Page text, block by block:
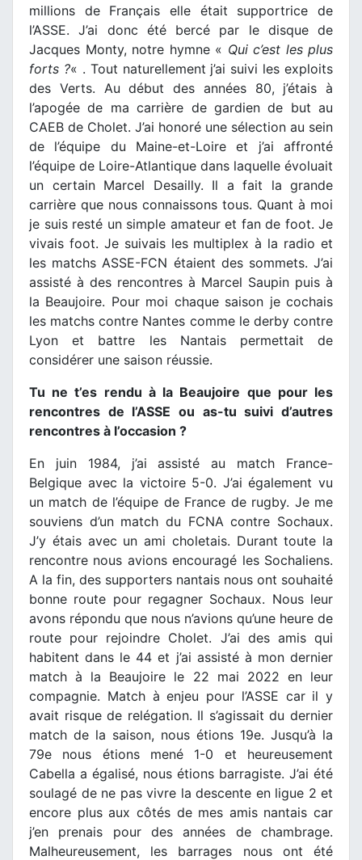
millions de Français elle était supportrice de
l’ASSE. J’ai donc été bercé par le disque de
Jacques Monty, notre hymne « Qui c’est les plus
forts ?« . Tout naturellement j’ai suivi les exploits
des Verts. Au début des années 80, j’étais à
l’apogée de ma carrière de gardien de but au
CAEB de Cholet. J’ai honoré une sélection au sein
de l’équipe du Maine-et-Loire et j’ai affronté
l’équipe de Loire-Atlantique dans laquelle évoluait
un certain Marcel Desailly. Il a fait la grande
carrière que nous connaissons tous. Quant à moi
je suis resté un simple amateur et fan de foot. Je
vivais foot. Je suivais les multiplex à la radio et
les matchs ASSE-FCN étaient des sommets. J’ai
assisté à des rencontres à Marcel Saupin puis à
la Beaujoire. Pour moi chaque saison je cochais
les matchs contre Nantes comme le derby contre
Lyon et battre les Nantais permettait de
considérer une saison réussie.
Tu ne t’es rendu à la Beaujoire que pour les
rencontres de l’ASSE ou as-tu suivi d’autres
rencontres à l’occasion ?
En juin 1984, j’ai assisté au match France-
Belgique avec la victoire 5-0. J’ai également vu
un match de l’équipe de France de rugby. Je me
souviens d’un match du FCNA contre Sochaux.
J’y étais avec un ami choletais. Durant toute la
rencontre nous avions encouragé les Sochaliens.
A la fin, des supporters nantais nous ont souhaité
bonne route pour regagner Sochaux. Nous leur
avons répondu que nous n’avions qu’une heure de
route pour rejoindre Cholet. J’ai des amis qui
habitent dans le 44 et j’ai assisté à mon dernier
match à la Beaujoire le 22 mai 2022 en leur
compagnie. Match à enjeu pour l’ASSE car il y
avait risque de relégation. Il s’agissait du dernier
match de la saison, nous étions 19e. Jusqu’à la
79e nous étions mené 1-0 et heureusement
Cabella a égalisé, nous étions barragiste. J’ai été
soulagé de ne pas vivre la descente en ligue 2 et
encore plus aux côtés de mes amis nantais car
j’en prenais pour des années de chambrage.
Malheureusement, les barrages nous ont été